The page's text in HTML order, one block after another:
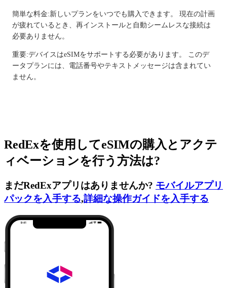
簡単な料金:新しいプランをいつでも購入できます。 現在の計画
が疲れているとき、再インストールと自動シームレスな接続は
必要ありません。
重要:デバイスはeSIMをサポートする必要があります。 このデ
ータプランには、電話番号やテキストメッセージは含まれてい
ません。
RedExを使用してeSIMの購入とアクテ
ィベーションを行う方法は?
まだRedExアプリはありませんか? モバイルアプリ
パックを入手する,詳細な操作ガイドを入手する